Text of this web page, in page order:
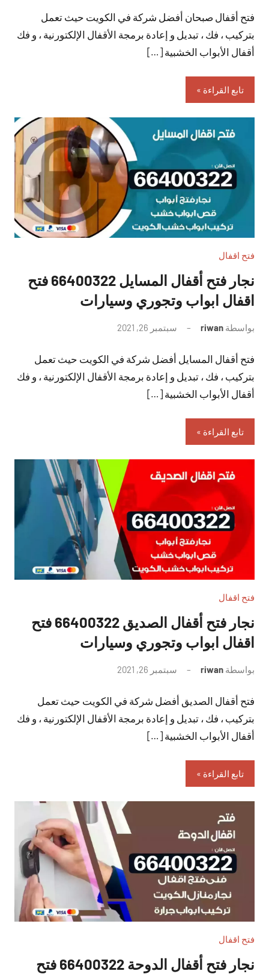
تعليقات
فتح أقفال صبحان أفضل شركة في الكويت حيث تعمل
بتركيب ، فك ، تبديل و إعادة برمجة الأقفال الإلكتورنية ، و فك
أقفال الأبواب الخشبية […]
تابع القراءة
فتح اقفال
نجار فتح أقفال المسايل 66400322 فتح
اقفال ابواب وتجوري وسيارات
بواسطة riwan سبتمبر 26, 2021
تعليقات
فتح أقفال المسايل أفضل شركة في الكويت حيث تعمل
بتركيب ، فك ، تبديل و إعادة برمجة الأقفال الإلكتورنية ، و فك
أقفال الأبواب الخشبية […]
تابع القراءة
فتح اقفال
نجار فتح أقفال الصديق 66400322 فتح
اقفال ابواب وتجوري وسيارات
بواسطة riwan سبتمبر 26, 2021
تعليقات
فتح أقفال الصديق أفضل شركة في الكويت حيث تعمل
بتركيب ، فك ، تبديل و إعادة برمجة الأقفال الإلكتورنية ، و فك
أقفال الأبواب الخشبية […]
تابع القراءة
فتح اقفال
نجار فتح أقفال الدوحة 66400322 فتح